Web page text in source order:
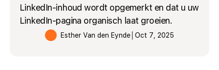
LinkedIn-inhoud wordt opgemerkt en dat u uw
LinkedIn-pagina organisch laat groeien.
Esther Van den Eynde Oct 7, 2025